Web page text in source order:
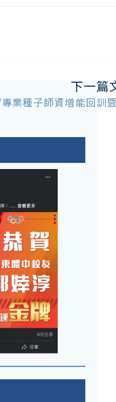
下一篇
業種子師資增能回訓